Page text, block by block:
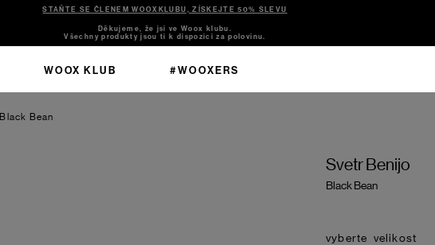
STAŇTE SE ČLENEM WOOXKLUBU, ZÍSKEJTE 50% SLEVU
Děkujeme, že jsi ve Woox klubu.
Všechny produkty jsou ti k dispozici za polovinu.
WOOX KLUB #WOOXERS
Black Bean
Svetr Benijo
Black Bean
velikost